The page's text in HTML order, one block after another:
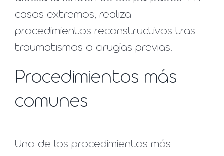
casos extremos, realiza
procedimientos reconstructivos tras
traumatismos o cirugías previas.
Procedimientos más
comunes
Uno de los procedimientos más